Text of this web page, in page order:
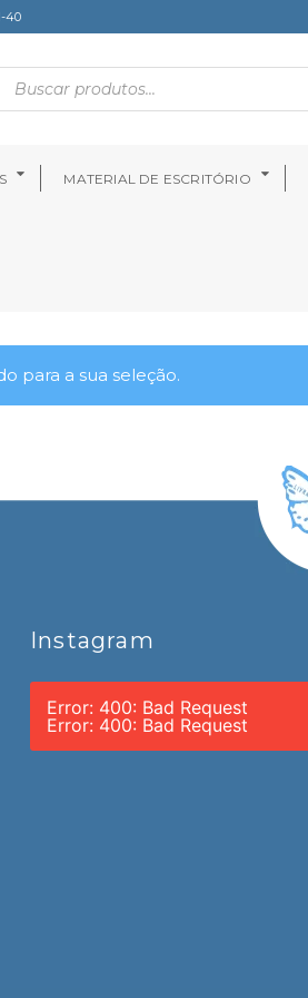
40
MATERIAL DE ESCRITÓRIO
para a sua seleção.
Instagram
Error: 400: Bad Request
Error: 400: Bad Request